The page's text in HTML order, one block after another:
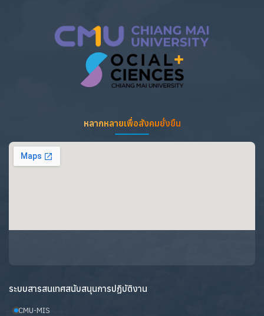
หลากหลายเพื่อสังคมยั่งยืน
ระบบสารสนเทศสนับสนุนการปฏิบัติงาน
CMU-MIS